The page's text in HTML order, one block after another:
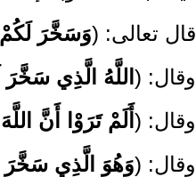
قال تعالى: (وَسَخَّرَ لَكُمْ
وقال: ( اللَّهُ الَّذِي
وقال: ( أَلَمْ تَرَوْا أَنَّ
وقال: (وَهُوَ الَّذِي سَخَّرَ